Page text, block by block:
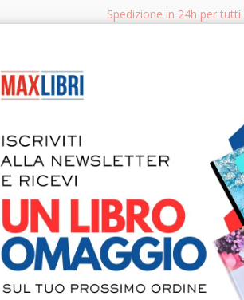
Spedizione in 24h per tutti
SAGGISTICA LIBRI PER BAMBINI E RAGAZZI